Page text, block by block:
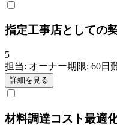
指定工事店としての
5
担当: オーナー期限: 60日
詳細を見る
材料調達コスト最適